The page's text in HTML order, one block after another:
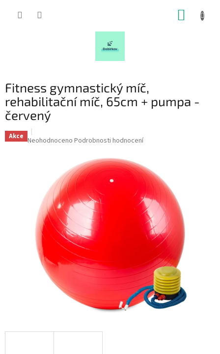
Fitness gymnastický míč,
rehabilitační míč, 65cm + pumpa -
červený
Akce Průměrné
hvězdiček.
Neohodnoceno Podrobnosti hodnocení